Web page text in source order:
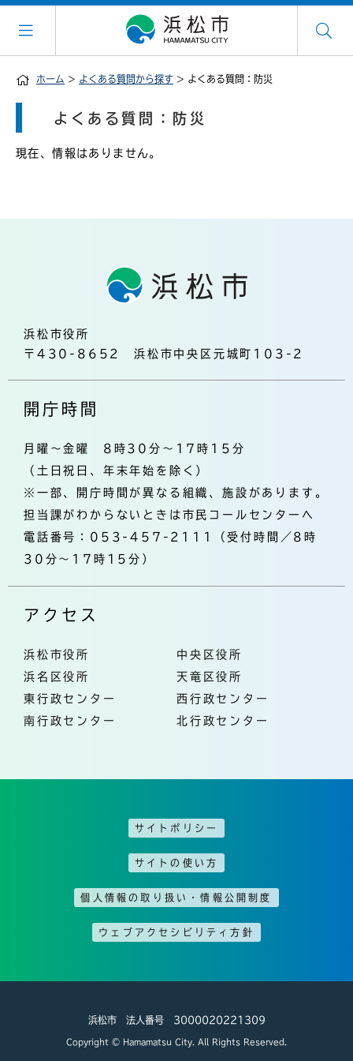
ホーム > よくある質問から探す > よくある質問：防災
よくある質問：防災
現在、情報はありません。
浜松市役所
〒430-8652 浜松市中央区元城町103-2
開庁時間
月曜～金曜 8時30分～17時15分
（土日祝日、年末年始を除く）
※一部、開庁時間が異なる組織、施設があります。
担当課がわからないときは市民コールセンターへ
電話番号：053-457-2111（受付時間／8時
30分～17時15分）
アクセス
浜松市役所
中央区役所
浜名区役所
天竜区役所
東行政センター
西行政センター
南行政センター
北行政センター
サイトポリシー
サイトの使い方
個人情報の取り扱い・情報公開制度
ウェブアクセシビリティ方針
浜松市 法人番号 3000020221309
Copyright © Hamamatsu City. All Rights Reserved.